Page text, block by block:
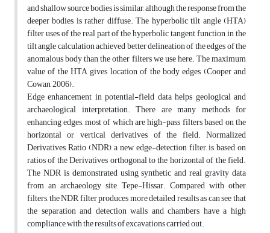
and shallow source bodies is similar, although the response from the
deeper bodies is rather diffuse. The hyperbolic tilt angle (HTA)
filter uses of the real part of the hyperbolic tangent function in the
tilt angle calculation achieved better delineation of the edges of the
anomalous body than the other filters we use here. The maximum
value of the HTA gives location of the body edges (Cooper and
Cowan, 2006).
Edge enhancement in potential-field data helps geological and
archaeological interpretation. There are many methods for
enhancing edges, most of which are high-pass filters based on the
horizontal or vertical derivatives of the field. Normalized
Derivatives Ratio (NDR), a new edge-detection filter, is based on
ratios of the Derivatives orthogonal to the horizontal of the field.
The NDR is demonstrated using synthetic and real gravity data
from an archaeology site, Tepe-Hissar. Compared with other
filters, the NDR filter produces more detailed results as can see that
the separation and detection walls and chambers have a high
compliance with the results of excavations carried out.